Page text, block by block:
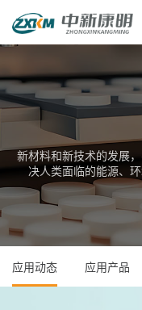
新材料和新技术的发展
决人类面临的能源、
应用动态 应用产品